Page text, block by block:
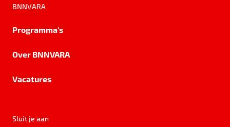
BNNVARA
Programma's
Over BNNVARA
Vacatures
Sluit je aan